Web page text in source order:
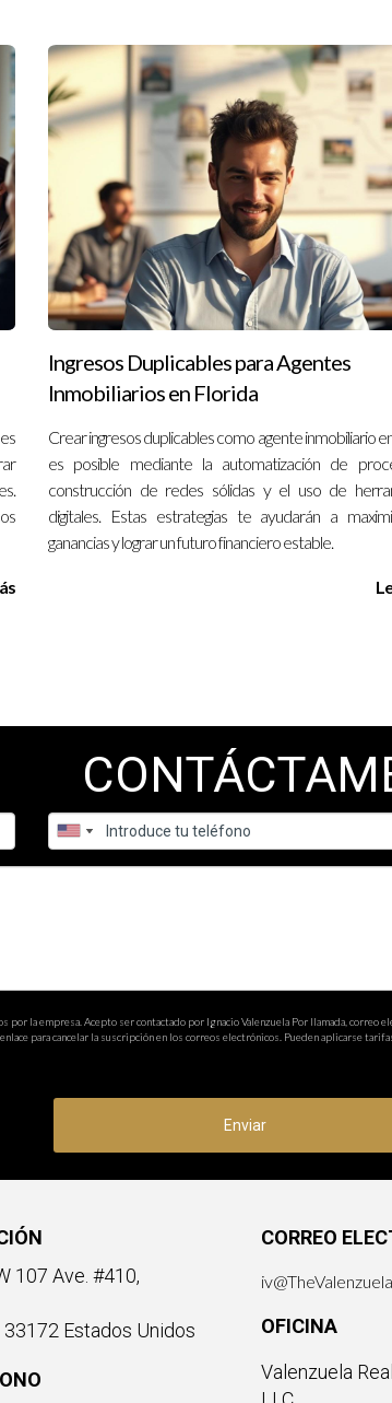
continuamente sobre finanzas e inversiones. Si
como Ignacio Valenzuela. Su experiencia puede
¡Contáctame hoy mismo!
exclusivos directamente en tu bandeja de entrada.
y descubre cómo puedes comenzar tu viaje hacia
de un negocio inmobiliario?
habilidades en negociación, marketing y gestión
en bienes raíces?
para invertir con poco capital inicial, como
local, pero muchos inversores comienzan a
especializadas y considera trabajar con
el negocio inmobiliario?
los costos asociados y no contar con un plan
Ingresos Duplicables para Agentes
Inmobiliarios en Florida
Crear ingresos duplicables como agente inmobiliario
es posible mediante la automatización de
construcción de redes sólidas y el uso de
digitales. Estas estrategias te ayudarán a
ganancias y lograr un futuro financiero estable.
la empresa. Acepto ser contactado por Ignacio Valenzuela Por llamada,
para cancelar la suscripción en los correos electrónicos. Pueden aplicarse
Enviar
107 Ave. #410,
33172 Estados Unidos
CORREO
OFICINA
Valenzuela